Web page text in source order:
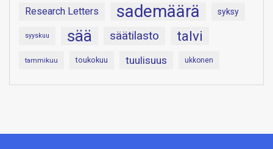
Research Letters sademäärä syksy
syyskuu sää säätilasto talvi
tammikuu toukokuu tuulisuus ukkonen